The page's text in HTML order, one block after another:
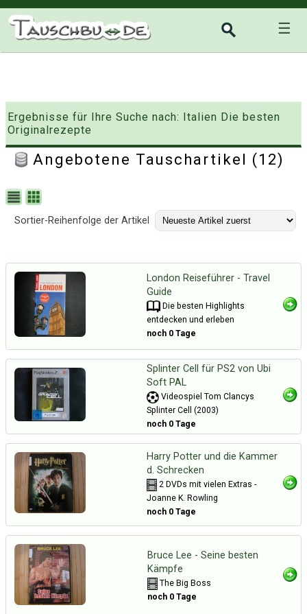
☰
Ergebnisse für Ihre Suche nach: Italien Die besten
Originalrezepte
Angebotene Tauschartikel (12)
Sortier-Reihenfolge der Artikel
London Reiseführer - Travel
Guide
Die besten Highlights
entdecken und erleben
noch 0 Tage
Splinter Cell für PS2 von Ubi
Soft PAL
Videospiel Tom Clancys
Splinter Cell (2003)
noch 0 Tage
Harry Potter und die Kammer
d. Schrecken
2 DVDs mit vielen Extras -
Joanne K. Rowling
noch 0 Tage
Bruce Lee - Seine besten
Kämpfe
The Big Boss
noch 0 Tage